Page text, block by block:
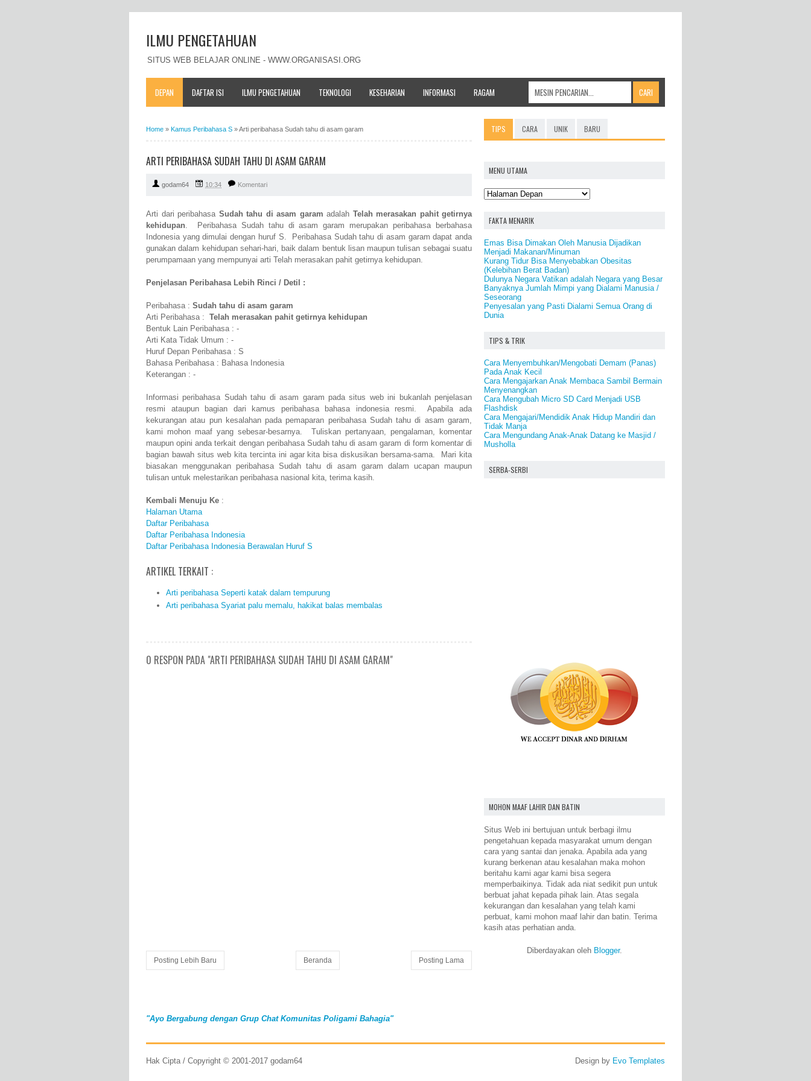
ILMU PENGETAHUAN
SITUS WEB BELAJAR ONLINE - WWW.ORGANISASI.ORG
DEPAN DAFTAR ISI ILMU PENGETAHUAN TEKNOLOGI KESEHARIAN INFORMASI RAGAM
Home » Kamus Peribahasa S »Arti peribahasa Sudah tahu di asam garam
ARTI PERIBAHASA SUDAH TAHU DI ASAM GARAM
godam64 10:34 Komentari
Arti dari peribahasa Sudah tahu di asam garam adalah Telah merasakan pahit getirnya
kehidupan. Peribahasa Sudah tahu di asam garam merupakan peribahasa berbahasa
Indonesia yang dimulai dengan huruf S. Peribahasa Sudah tahu di asam garam dapat anda
gunakan dalam kehidupan sehari-hari, baik dalam bentuk lisan maupun tulisan sebagai suatu
perumpamaan yang mempunyai arti Telah merasakan pahit getirnya kehidupan.
Penjelasan Peribahasa Lebih Rinci / Detil :
Peribahasa : Sudah tahu di asam garam
Arti Peribahasa : Telah merasakan pahit getirnya kehidupan
Bentuk Lain Peribahasa : -
Arti Kata Tidak Umum : -
Huruf Depan Peribahasa : S
Bahasa Peribahasa : Bahasa Indonesia
Keterangan : -
Informasi peribahasa Sudah tahu di asam garam pada situs web ini bukanlah penjelasan
resmi ataupun bagian dari kamus peribahasa bahasa indonesia resmi. Apabila ada
kekurangan atau pun kesalahan pada pemaparan peribahasa Sudah tahu di asam garam,
kami mohon maaf yang sebesar-besarnya. Tuliskan pertanyaan, pengalaman, komentar
maupun opini anda terkait dengan peribahasa Sudah tahu di asam garam di form komentar di
bagian bawah situs web kita tercinta ini agar kita bisa diskusikan bersama-sama. Mari kita
biasakan menggunakan peribahasa Sudah tahu di asam garam dalam ucapan maupun
tulisan untuk melestarikan peribahasa nasional kita, terima kasih.
Kembali Menuju Ke :
Halaman Utama
Daftar Peribahasa
Daftar Peribahasa Indonesia
Daftar Peribahasa Indonesia Berawalan Huruf S
ARTIKEL TERKAIT :
Arti peribahasa Seperti katak dalam tempurung
Arti peribahasa Syariat palu memalu, hakikat balas membalas
0 RESPON PADA "ARTI PERIBAHASA SUDAH TAHU DI ASAM GARAM"
Posting Lebih Baru Posting Lama
Beranda
"Ayo Bergabung dengan Grup Chat Komunitas Poligami Bahagia"
TIPS CARA UNIK BARU
MENU UTAMA
FAKTA MENARIK
Emas Bisa Dimakan Oleh Manusia Dijadikan
Menjadi Makanan/Minuman
Kurang Tidur Bisa Menyebabkan Obesitas
(Kelebihan Berat Badan)
Dulunya Negara Vatikan adalah Negara yang Besar
Banyaknya Jumlah Mimpi yang Dialami Manusia /
Seseorang
Penyesalan yang Pasti Dialami Semua Orang di
Dunia
TIPS & TRIK
Cara Menyembuhkan/Mengobati Demam (Panas)
Pada Anak Kecil
Cara Mengajarkan Anak Membaca Sambil Bermain
Menyenangkan
Cara Mengubah Micro SD Card Menjadi USB
Flashdisk
Cara Mengajari/Mendidik Anak Hidup Mandiri dan
Tidak Manja
Cara Mengundang Anak-Anak Datang ke Masjid /
Musholla
SERBA-SERBI
MOHON MAAF LAHIR DAN BATIN
Situs Web ini bertujuan untuk berbagi ilmu
pengetahuan kepada masyarakat umum dengan
cara yang santai dan jenaka. Apabila ada yang
kurang berkenan atau kesalahan maka mohon
beritahu kami agar kami bisa segera
memperbaikinya. Tidak ada niat sedikit pun untuk
berbuat jahat kepada pihak lain. Atas segala
kekurangan dan kesalahan yang telah kami
perbuat, kami mohon maaf lahir dan batin. Terima
kasih atas perhatian anda.
Diberdayakan oleh Blogger.
Hak Cipta / Copyright © 2001-2017 godam64 Design by Evo Templates